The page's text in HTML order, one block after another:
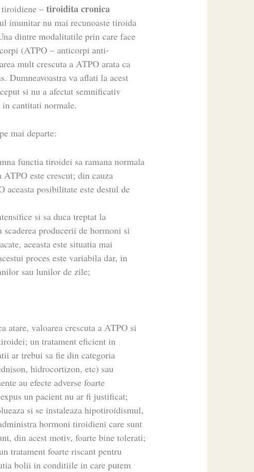
– tiroidita cronica
imunitar nu mai recunoaste tiroida
dintre modalitatile prin care face
(ATPO – anticorpi anti-
mult crescuta a ATPO arata ca
Dumneavoastra va aflati la acest
si nu a afectat semnificativ
cantitati normale.
mai departe:
functia tiroidei sa ramana normala
este crescut; din cauza
posibilitate este destul de
si sa duca treptat la
producerii de hormoni si
aceasta este situatia mai
proces este variabila dar, in
sau lunilor de zile;
atare, valoarea crescuta a ATPO si
un tratament eficient in
ar trebui sa fie din categoria
hidrocortizon, etc) sau
au efecte adverse foarte
un pacient nu ar fi justificat;
si se instaleaza hipotiroidismul,
hormoni tiroidieni care sunt
din acest motiv, foarte bine tolerati;
tratament foarte riscant pentru
bolii in conditiile in care putem